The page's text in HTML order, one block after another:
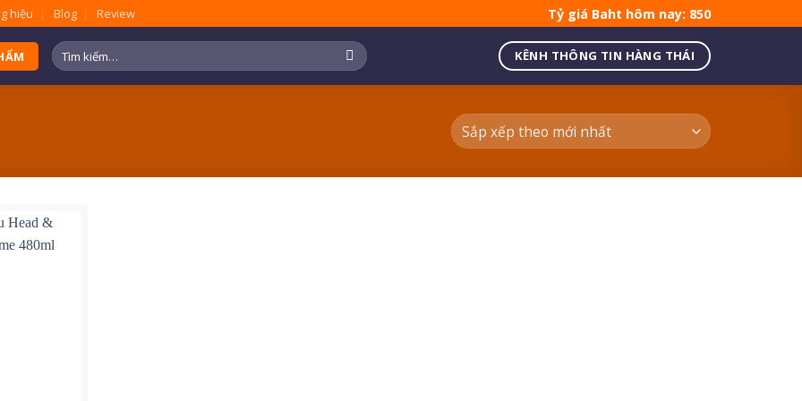
hiệu Blog Review Tỷ giá Baht hôm nay: 850
Tìm
kiếm:
KÊNH THÔNG TIN HÀNG THÁI